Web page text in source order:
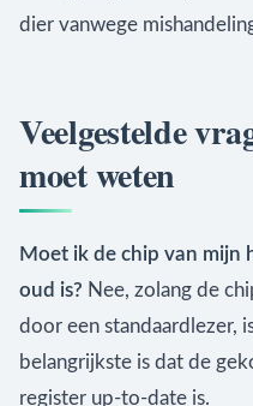
dier vanwege
Veelgestelde
moet weten
Moet ik de chip van mijn
oud is? Nee, zolang de
door een standaardlezer,
belangrijkste is dat de
register up-to-date is.